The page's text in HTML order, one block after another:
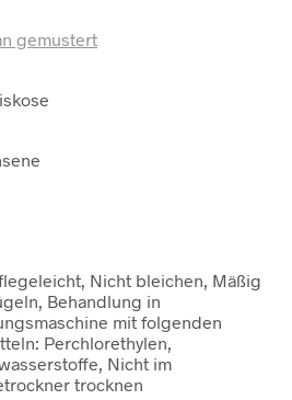
gemustert
Nicht bleichen, Mäßig
Behandlung in
mit folgenden
Perchlorethylen,
Nicht im
trocknen